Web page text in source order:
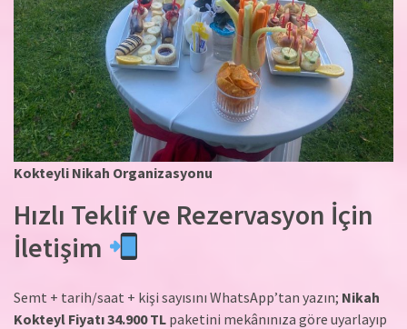
Kokteyli Nikah Organizasyonu
Hızlı Teklif ve Rezervasyon İçin
İletişim
Semt + tarih/saat + kişi sayısını WhatsApp’tan yazın; Nikah
Kokteyl Fiyatı 34.900 TL paketini mekânınıza göre uyarlayıp